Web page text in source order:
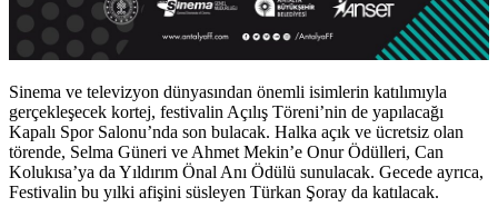
Sinema ve televizyon dünyasından önemli isimlerin katılımıyla
gerçekleşecek kortej, festivalin Açılış Töreni’nin de yapılacağı
Kapalı Spor Salonu’nda son bulacak. Halka açık ve ücretsiz olan
törende, Selma Güneri ve Ahmet Mekin’e Onur Ödülleri, Can
Kolukısa’ya da Yıldırım Önal Anı Ödülü sunulacak. Gecede ayrıca,
Festivalin bu yılki afişini süsleyen Türkan Şoray da katılacak.